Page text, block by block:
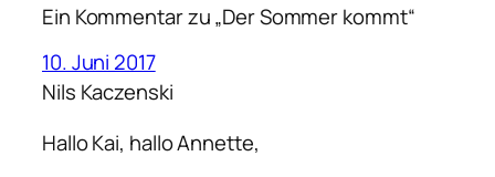
Ein Kommentar zu „Der Sommer kommt“
10. Juni 2017
Nils Kaczenski
Hallo Kai, hallo Annette,